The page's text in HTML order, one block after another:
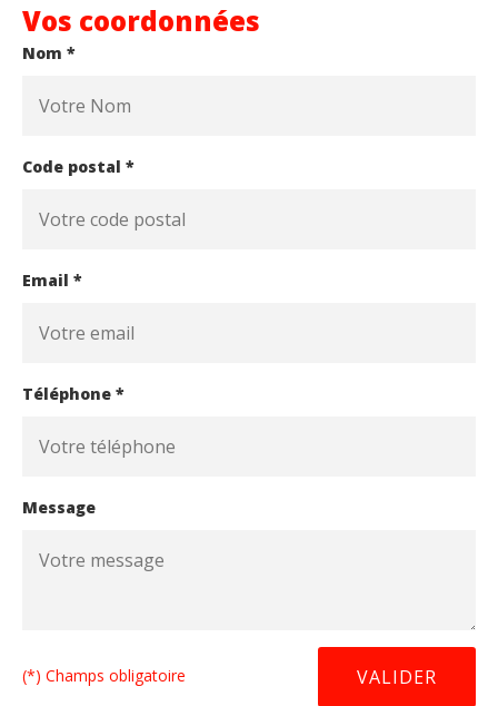
Vos coordonnées
Nom *
Code postal *
Email *
Téléphone *
Message
(*) Champs obligatoire